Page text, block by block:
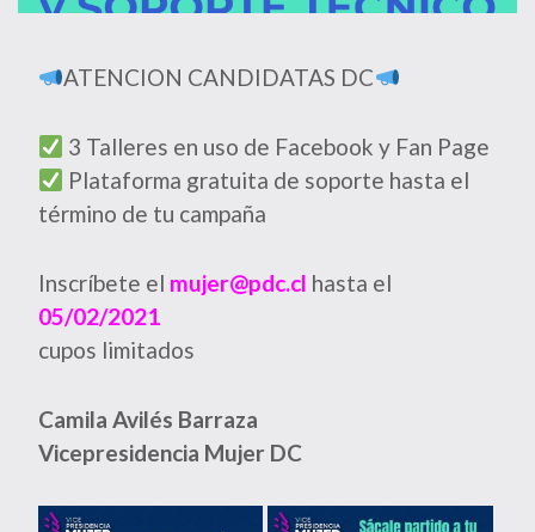
ATENCION CANDIDATAS DC
3 Talleres en uso de Facebook y Fan Page
Plataforma gratuita de soporte hasta el
término de tu campaña
Inscríbete el mujer@pdc.cl hasta el
05/02/2021
cupos limitados
Camila Avilés Barraza
Vicepresidencia Mujer DC